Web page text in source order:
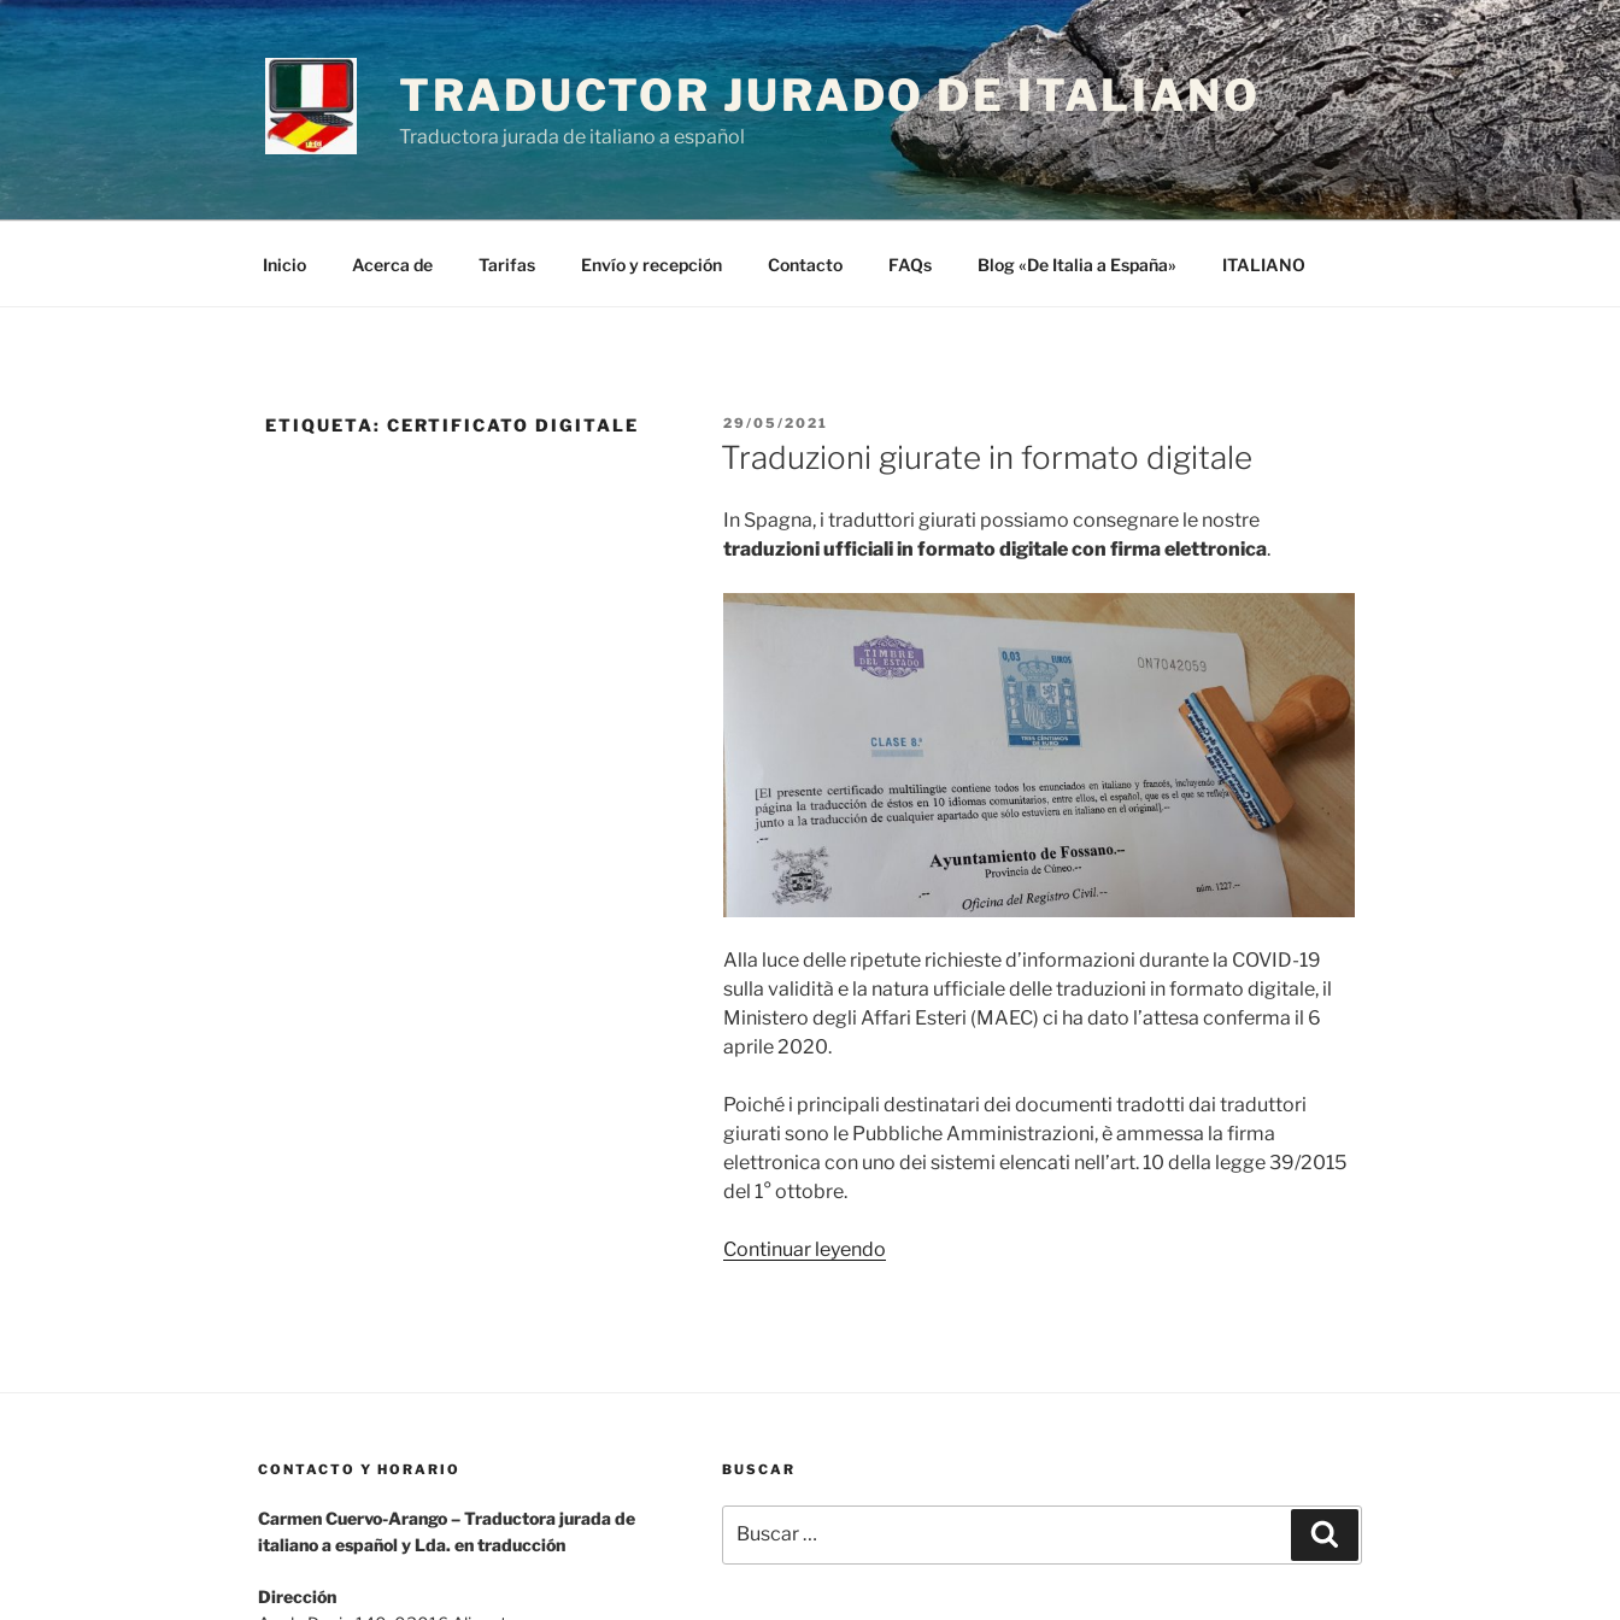
Saltar
al
contenido
TRADUCTOR JURADO DE ITALIANO
Traductora jurada de italiano a español
Inicio Acerca de Tarifas Envío y recepción Contacto FAQs Blog «De Italia a España» ITALIANO
ETIQUETA: CERTIFICATO DIGITALE
PUBLICADO
EL
29/05/2021
Traduzioni giurate in formato digitale
In Spagna, i traduttori giurati possiamo consegnare le nostre
traduzioni ufficiali in formato digitale con firma elettronica.
Alla luce delle ripetute richieste d’informazioni durante la COVID-19
sulla validità e la natura ufficiale delle traduzioni in formato digitale, il
Ministero degli Affari Esteri (MAEC) ci ha dato l’attesa conferma il 6
aprile 2020.
Poiché i principali destinatari dei documenti tradotti dai traduttori
giurati sono le Pubbliche Amministrazioni, è ammessa la firma
elettronica con uno dei sistemi elencati nell’art. 10 della legge 39/2015
del 1° ottobre.
Continuar leyendo«Traduzioni
CONTACTO Y HORARIO
Carmen Cuervo-Arango – Traductora jurada de
italiano a español y Lda. en traducción
Dirección
BUSCAR
por: